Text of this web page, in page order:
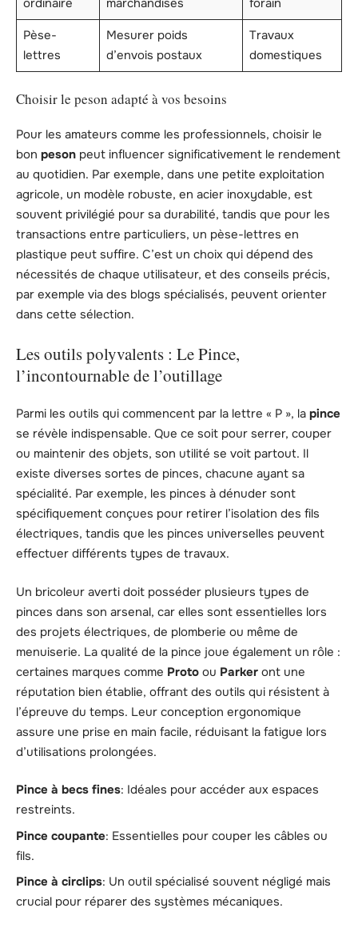
ordinaire marchandises
forain
Pèse-
lettres
Mesurer poids
d’envois postaux
Travaux
domestiques
Choisir le peson adapté à vos besoins
Pour les amateurs comme les professionnels, choisir le
bon peson peut influencer significativement le rendement
au quotidien. Par exemple, dans une petite exploitation
agricole, un modèle robuste, en acier inoxydable, est
souvent privilégié pour sa durabilité, tandis que pour les
transactions entre particuliers, un pèse-lettres en
plastique peut suffire. C’est un choix qui dépend des
nécessités de chaque utilisateur, et des conseils précis,
par exemple via des blogs spécialisés, peuvent orienter
dans cette sélection.
Les outils polyvalents : Le Pince,
l’incontournable de l’outillage
Parmi les outils qui commencent par la lettre « P », la pince
se révèle indispensable. Que ce soit pour serrer, couper
ou maintenir des objets, son utilité se voit partout. Il
existe diverses sortes de pinces, chacune ayant sa
spécialité. Par exemple, les pinces à dénuder sont
spécifiquement conçues pour retirer l’isolation des fils
électriques, tandis que les pinces universelles peuvent
effectuer différents types de travaux.
Un bricoleur averti doit posséder plusieurs types de
pinces dans son arsenal, car elles sont essentielles lors
des projets électriques, de plomberie ou même de
menuiserie. La qualité de la pince joue également un rôle :
certaines marques comme Proto ou Parker ont une
réputation bien établie, offrant des outils qui résistent à
l’épreuve du temps. Leur conception ergonomique
assure une prise en main facile, réduisant la fatigue lors
d’utilisations prolongées.
Pince à becs fines: Idéales pour accéder aux espaces
restreints.
Pince coupante: Essentielles pour couper les câbles ou
fils.
Pince à circlips: Un outil spécialisé souvent négligé mais
crucial pour réparer des systèmes mécaniques.